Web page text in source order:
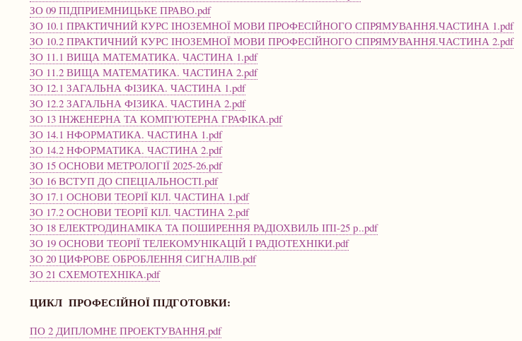
ЗО 09 ПІДПРИЕМНИЦЬКЕ ПРАВО.pdf
ЗО 10.1 ПРАКТИЧНИЙ КУРС ІНОЗЕМНОЇ МОВИ ПРОФЕСІЙНОГО СПРЯМУВАННЯ.ЧАСТИНА 1.pdf
ЗО 10.2 ПРАКТИЧНИЙ КУРС ІНОЗЕМНОЇ МОВИ ПРОФЕСІЙНОГО СПРЯМУВАННЯ.ЧАСТИНА 2.pdf
ЗО 11.1 ВИЩА МАТЕМАТИКА. ЧАСТИНА 1.pdf
ЗО 11.2 ВИЩА МАТЕМАТИКА. ЧАСТИНА 2.pdf
ЗО 12.1 ЗАГАЛЬНА ФІЗИКА. ЧАСТИНА 1.pdf
ЗО 12.2 ЗАГАЛЬНА ФІЗИКА. ЧАСТИНА 2.pdf
ЗО 13 ІНЖЕНЕРНА ТА КОМП'ЮТЕРНА ГРАФІКА.pdf
ЗО 14.1 НФОРМАТИКА. ЧАСТИНА 1.pdf
ЗО 14.2 НФОРМАТИКА. ЧАСТИНА 2.pdf
ЗО 15 ОСНОВИ МЕТРОЛОГІЇ 2025-26.pdf
ЗО 16 ВСТУП ДО СПЕЦІАЛЬНОСТІ.pdf
ЗО 17.1 ОСНОВИ ТЕОРІЇ КІЛ. ЧАСТИНА 1.pdf
ЗО 17.2 ОСНОВИ ТЕОРІЇ КІЛ. ЧАСТИНА 2.pdf
ЗО 18 ЕЛЕКТРОДИНАМІКА ТА ПОШИРЕННЯ РАДІОХВИЛЬ ІПІ-25 р..pdf
ЗО 19 ОСНОВИ ТЕОРІЇ ТЕЛЕКОМУНІКАЦІЙ І РАДІОТЕХНІКИ.pdf
ЗО 20 ЦИФРОВЕ ОБРОБЛЕННЯ СИГНАЛІВ.pdf
ЗО 21 СХЕМОТЕХНІКА.pdf
ЦИКЛ ПРОФЕСІЙНОЇ ПІДГОТОВКИ:
ПО 2 ДИПЛОМНЕ ПРОЕКТУВАННЯ.pdf